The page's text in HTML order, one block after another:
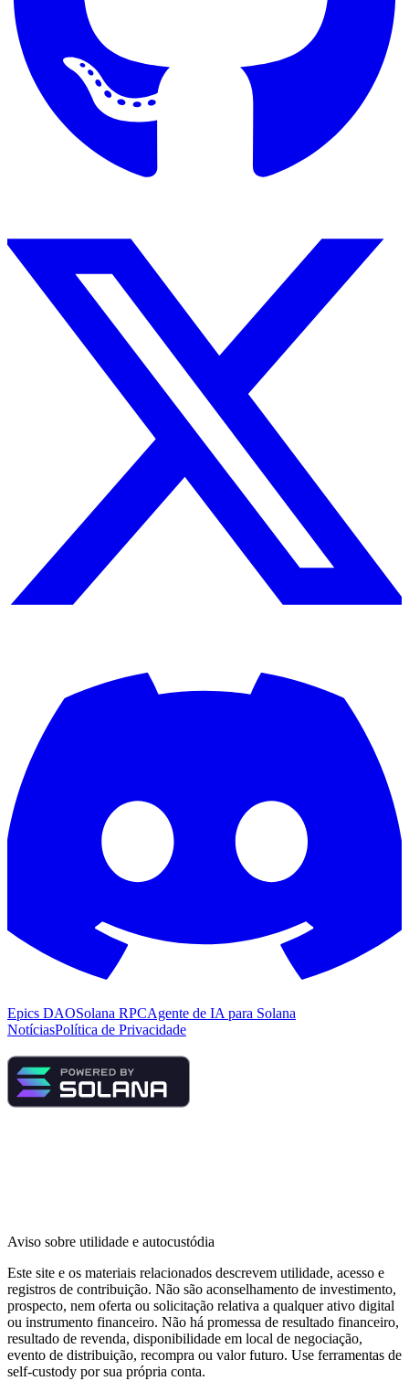
Epics DAOSolana RPCAgente de IA para Solana
NotíciasPolítica de Privacidade
Aviso sobre utilidade e autocustódia
Este site e os materiais relacionados descrevem utilidade, acesso e
registros de contribuição. Não são aconselhamento de investimento,
prospecto, nem oferta ou solicitação relativa a qualquer ativo digital
ou instrumento financeiro. Não há promessa de resultado financeiro,
resultado de revenda, disponibilidade em local de negociação,
evento de distribuição, recompra ou valor futuro. Use ferramentas de
self-custody por sua própria conta.